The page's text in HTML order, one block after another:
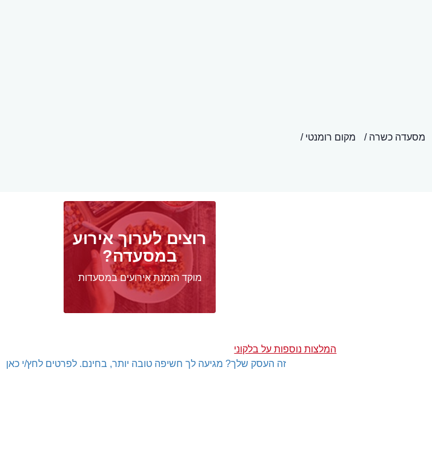
מסעדה כשרה
מקום רומנטי
המלצות נוספות על בלקוני
רוצים לערוך אירוע
במסעדה?
מוקד הזמנת אירועים במסעדות
זה העסק שלך? מגיעה לך חשיפה טובה יותר, בחינם. לפרטים לחץ/י כאן